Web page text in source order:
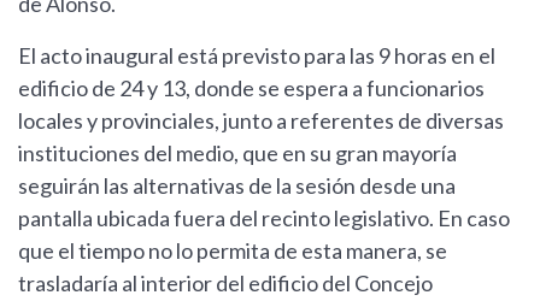
El acto inaugural está previsto para las 9 horas en el
edificio de 24 y 13, donde se espera a funcionarios
locales y provinciales, junto a referentes de diversas
instituciones del medio, que en su gran mayoría
seguirán las alternativas de la sesión desde una
pantalla ubicada fuera del recinto legislativo. En caso
que el tiempo no lo permita de esta manera, se
trasladaría al interior del edificio del Concejo